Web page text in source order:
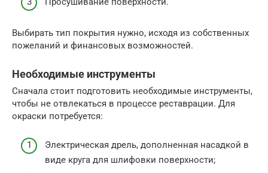
Выбирать тип покрытия нужно, исходя из собственных
пожеланий и финансовых возможностей.
Необходимые инструменты
Сначала стоит подготовить необходимые инструменты,
чтобы не отвлекаться в процессе реставрации. Для
окраски потребуется:
Электрическая дрель, дополненная насадкой в
виде круга для шлифовки поверхности;